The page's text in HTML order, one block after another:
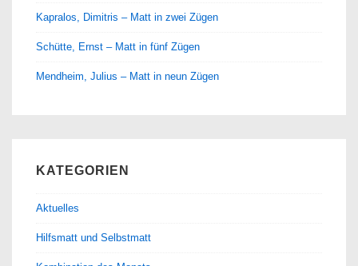
Kapralos, Dimitris – Matt in zwei Zügen
Schütte, Ernst – Matt in fünf Zügen
Mendheim, Julius – Matt in neun Zügen
KATEGORIEN
Aktuelles
Hilfsmatt und Selbstmatt